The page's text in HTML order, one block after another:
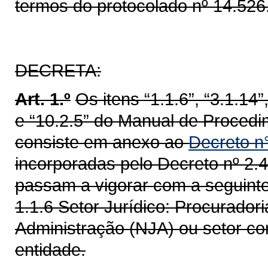
termos do protocolado nº
DECRETA:
Art. 1.º Os itens “1.1.6”,
e “10.2.5” do Manual de
consiste em anexo aoDecreto
incorporadas pelo Decreto nº
passam a vigorar com a
1.1.6 Setor Jurídico:
Administração (NJA) ou setor
entidade.